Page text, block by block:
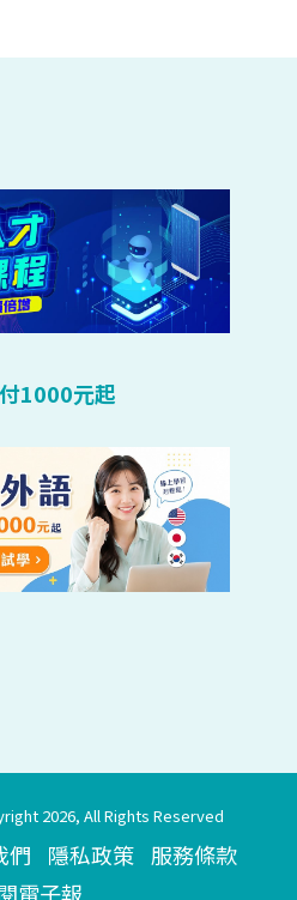
1000元起
2026, All Rights Reserved
們 隱私政策 服務條款
電子報